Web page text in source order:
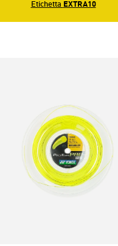
Etichetta EXTRA10